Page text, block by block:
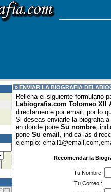
» ENVIAR LA BIOGRAFIA DE
Rellena el siguiente formulario
Labiografia.com Tolomeo XII
directamente por email, por lo
Si deseas enviarle la biografia
en donde pone Su nombre,
pone Su email , indica las
ejemplo:
Recomendar la
Tu Nombre:
Tu Correo :